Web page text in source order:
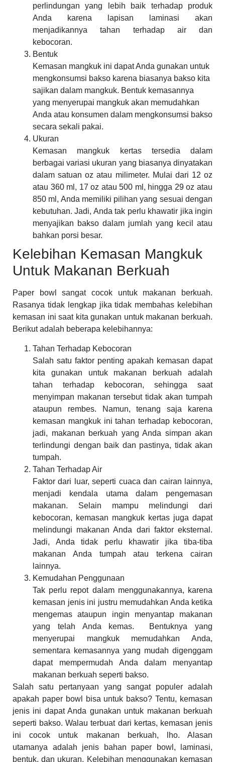
perlindungan yang lebih baik terhadap produk
Anda karena lapisan laminasi akan
menjadikannya tahan terhadap air dan
kebocoran.
Bentuk
Kemasan mangkuk ini dapat Anda gunakan untuk
mengkonsumsi bakso karena biasanya bakso kita
sajikan dalam mangkuk. Bentuk kemasannya
yang menyerupai mangkuk akan memudahkan
Anda atau konsumen dalam mengkonsumsi bakso
secara sekali pakai.
Ukuran
Kemasan mangkuk kertas tersedia dalam
berbagai variasi ukuran yang biasanya dinyatakan
dalam satuan oz atau milimeter. Mulai dari 12 oz
atau 360 ml, 17 oz atau 500 ml, hingga 29 oz atau
850 ml, Anda memiliki pilihan yang sesuai dengan
kebutuhan. Jadi, Anda tak perlu khawatir jika ingin
menyajikan bakso dalam jumlah yang kecil atau
bahkan porsi besar.
Kelebihan Kemasan Mangkuk
Untuk Makanan Berkuah
Paper bowl sangat cocok untuk makanan berkuah.
Rasanya tidak lengkap jika tidak membahas kelebihan
kemasan ini saat kita gunakan untuk makanan berkuah.
Berikut adalah beberapa kelebihannya:
Tahan Terhadap Kebocoran
Salah satu faktor penting apakah kemasan dapat
kita gunakan untuk makanan berkuah adalah
tahan terhadap kebocoran, sehingga saat
menyimpan makanan tersebut tidak akan tumpah
ataupun rembes. Namun, tenang saja karena
kemasan mangkuk ini tahan terhadap kebocoran,
jadi, makanan berkuah yang Anda simpan akan
terlindungi dengan baik dan pastinya, tidak akan
tumpah.
Tahan Terhadap Air
Faktor dari luar, seperti cuaca dan cairan lainnya,
menjadi kendala utama dalam pengemasan
makanan. Selain mampu melindungi dari
kebocoran, kemasan mangkuk kertas juga dapat
melindungi makanan Anda dari faktor eksternal.
Jadi, Anda tidak perlu khawatir jika tiba-tiba
makanan Anda tumpah atau terkena cairan
lainnya.
Kemudahan Penggunaan
Tak perlu repot dalam menggunakannya, karena
kemasan jenis ini justru memudahkan Anda ketika
mengemas ataupun ingin menyantap makanan
yang telah Anda kemas. Bentuknya yang
menyerupai mangkuk memudahkan Anda,
sementara kemasannya yang mudah digenggam
dapat mempermudah Anda dalam menyantap
makanan berkuah seperti bakso.
Salah satu pertanyaan yang sangat populer adalah
apakah paper bowl bisa untuk bakso? Tentu, kemasan
jenis ini dapat Anda gunakan untuk makanan berkuah
seperti bakso. Walau terbuat dari kertas, kemasan jenis
ini cocok untuk makanan berkuah, lho. Alasan
utamanya adalah jenis bahan paper bowl, laminasi,
bentuk, dan ukuran. Kelebihan menggunakan kemasan